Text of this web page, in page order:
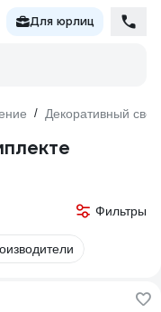
Для юрлиц
/ Декоративный свет
Фильтры